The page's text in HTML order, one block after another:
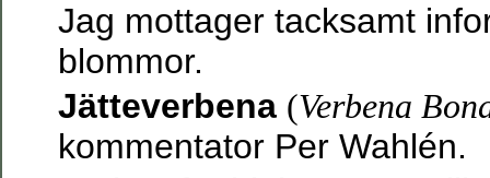
Jag mottager tacksamt
blommor.
Jätteverbena (Verbena
kommentator Per Wahlén.